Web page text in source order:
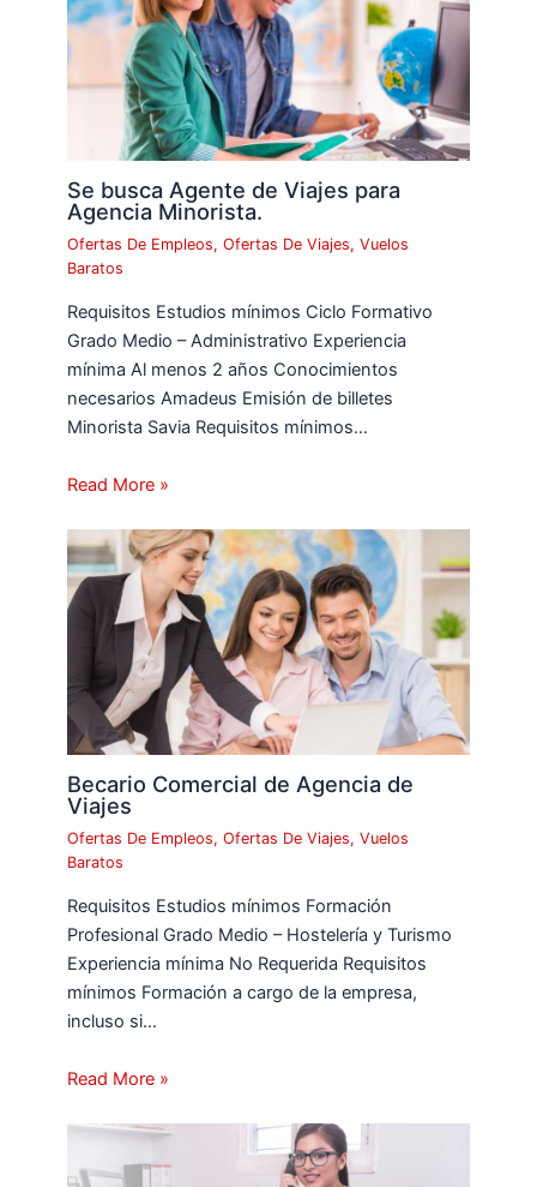
Se busca Agente de Viajes para
Agencia Minorista.
Ofertas De Empleos,Ofertas De Viajes,Vuelos
Baratos
Requisitos Estudios mínimos Ciclo Formativo
Grado Medio – Administrativo Experiencia
mínima Al menos 2 años Conocimientos
necesarios Amadeus Emisión de billetes
Minorista Savia Requisitos mínimos…
Read More »
Becario Comercial de Agencia de
Viajes
Ofertas De Empleos,Ofertas De Viajes,Vuelos
Baratos
Requisitos Estudios mínimos Formación
Profesional Grado Medio – Hostelería y Turismo
Experiencia mínima No Requerida Requisitos
mínimos Formación a cargo de la empresa,
incluso si…
Read More »